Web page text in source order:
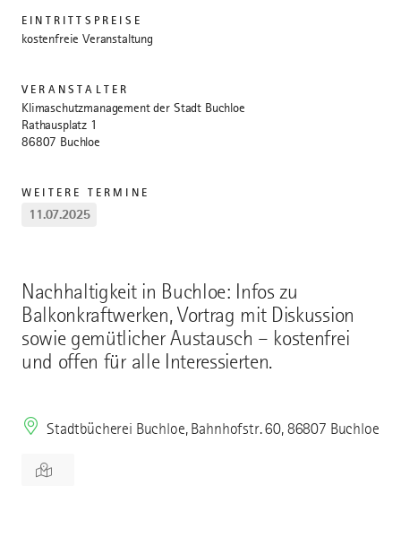
Nachhaltigkeit in Buchloe: Infos zu
Balkonkraftwerken, Vortrag mit Diskussion
sowie gemütlicher Austausch – kostenfrei
und offen für alle Interessierten.
Stadtbücherei Buchloe, Bahnhofstr. 60, 86807 Buchloe
EINTRITTSPREISE
kostenfreie Veranstaltung
VERANSTALTER
Klimaschutzmanagement der Stadt Buchloe
Rathausplatz 1
86807 Buchloe
WEITERE TERMINE
11.07.2025